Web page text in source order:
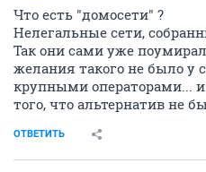
Что есть "домосети" ?
Нелегальные сети,
Так они сами уже
желания такого не было у
крупными операторами... и
того, что альтернатив не
ОТВЕТИТЬ